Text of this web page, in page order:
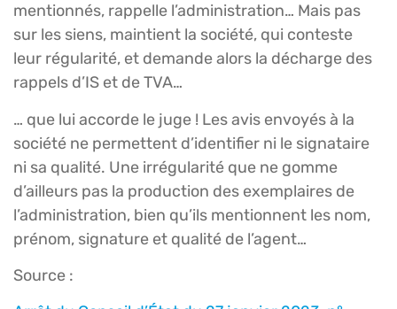
mentionnés, rappelle l’administration… Mais pas
sur les siens, maintient la société, qui conteste
leur régularité, et demande alors la décharge des
rappels d’IS et de TVA…
… que lui accorde le juge ! Les avis envoyés à la
société ne permettent d’identifier ni le signataire
ni sa qualité. Une irrégularité que ne gomme
d’ailleurs pas la production des exemplaires de
l’administration, bien qu’ils mentionnent les nom,
prénom, signature et qualité de l’agent…
Source :